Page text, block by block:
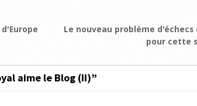
Le nouveau problème
pour cette
aime le Blog (II)”